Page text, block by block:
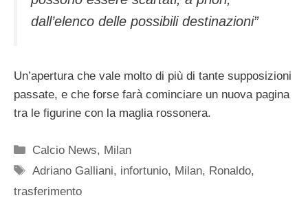
dall’elenco delle possibili destinazioni”
Un’apertura che vale molto di più di tante supposizioni
passate, e che forse farà cominciare un nuova pagina
tra le figurine con la maglia rossonera.
Categorie
Calcio News, Milan
Tag
Adriano Galliani, infortunio, Milan, Ronaldo,
trasferimento